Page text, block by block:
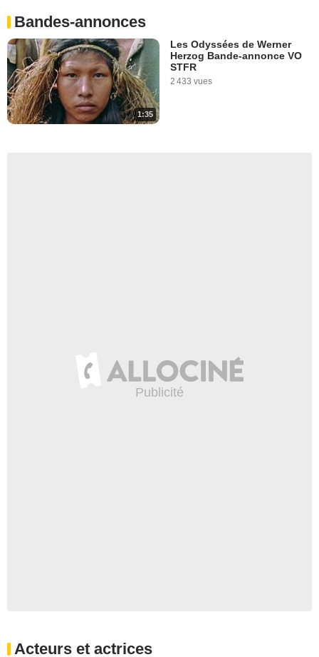
Bandes-annonces
1:35
Les Odyssées de Werner
Herzog Bande-annonce VO
STFR
2 433 vues
Acteurs et actrices